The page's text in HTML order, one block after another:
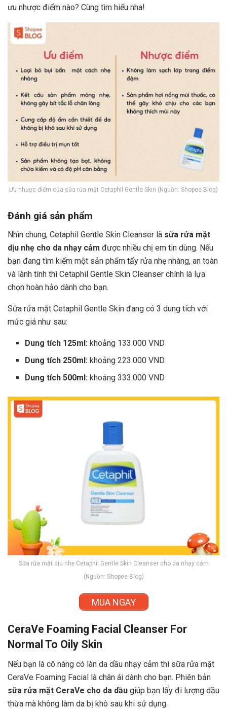
ưu nhược điểm nào? Cùng tìm hiểu nha!
Ưu nhược điểm của sữa rửa mặt Cetaphil Gentle Skin (Nguồn: Shopee Blog)
Đánh giá sản phẩm
Nhìn chung, Cetaphil Gentle Skin Cleanser là sữa rửa mặt
dịu nhẹ cho da nhạy cảm được nhiều chị em tin dùng. Nếu
bạn đang tìm kiếm một sản phẩm tẩy rửa nhẹ nhàng, an toàn
và lành tính thì Cetaphil Gentle Skin Cleanser chính là lựa
chọn hoàn hảo dành cho bạn.
Sữa rửa mặt Cetaphil Gentle Skin đang có 3 dung tích với
mức giá như sau:
Dung tích 125ml: khoảng 133.000 VND
Dung tích 250ml:khoảng 223.000 VND
Dung tích 500ml:khoảng 333.000 VND
Sữa rửa mặt dịu nhẹ Cetaphil Gentle Skin Cleanser cho da nhạy cảm
(Nguồn: Shopee Blog)
MUA NGAY
CeraVe Foaming Facial Cleanser For
Normal To Oily Skin
Nếu bạn là cô nàng có làn da dầu nhạy cảm thì sữa rửa mặt
CeraVe Foaming Facial là chân ái dành cho bạn. Phiên bản
sữa rửa mặt CeraVe cho da dầu giúp bạn lấy đi lượng dầu
thừa mà không làm da bị khô sau khi sử dụng.